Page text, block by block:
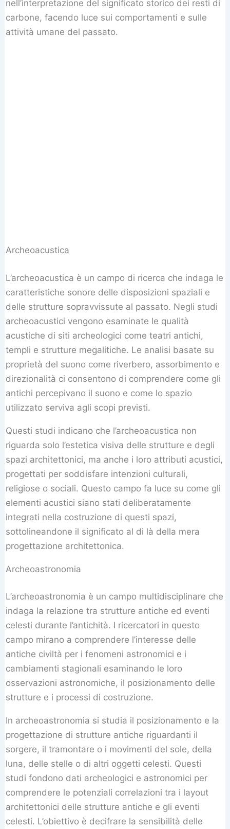
nell’interpretazione del significato storico dei resti di
carbone, facendo luce sui comportamenti e sulle
attività umane del passato.
Archeoacustica
L’archeoacustica è un campo di ricerca che indaga le
caratteristiche sonore delle disposizioni spaziali e
delle strutture sopravvissute al passato. Negli studi
archeoacustici vengono esaminate le qualità
acustiche di siti archeologici come teatri antichi,
templi e strutture megalitiche. Le analisi basate su
proprietà del suono come riverbero, assorbimento e
direzionalità ci consentono di comprendere come gli
antichi percepivano il suono e come lo spazio
utilizzato serviva agli scopi previsti.
Questi studi indicano che l’archeoacustica non
riguarda solo l’estetica visiva delle strutture e degli
spazi architettonici, ma anche i loro attributi acustici,
progettati per soddisfare intenzioni culturali,
religiose o sociali. Questo campo fa luce su come gli
elementi acustici siano stati deliberatamente
integrati nella costruzione di questi spazi,
sottolineandone il significato al di là della mera
progettazione architettonica.
Archeoastronomia
L’archeoastronomia è un campo multidisciplinare che
indaga la relazione tra strutture antiche ed eventi
celesti durante l’antichità. I ricercatori in questo
campo mirano a comprendere l’interesse delle
antiche civiltà per i fenomeni astronomici e i
cambiamenti stagionali esaminando le loro
osservazioni astronomiche, il posizionamento delle
strutture e i processi di costruzione.
In archeoastronomia si studia il posizionamento e la
progettazione di strutture antiche riguardanti il
sorgere, il tramontare o i movimenti del sole, della
luna, delle stelle o di altri oggetti celesti. Questi
studi fondono dati archeologici e astronomici per
comprendere le potenziali correlazioni tra i layout
architettonici delle strutture antiche e gli eventi
celesti. L’obiettivo è decifrare la sensibilità delle